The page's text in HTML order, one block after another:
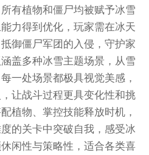
有植物和僵尸均被赋予冰雪
力得到优化，玩家需在冰天
御僵尸军团的入侵，守护家
盖多种冰雪主题场景，从雪
一处场景都极具视觉美感，
让战斗过程更具变化性和挑
植物、掌控技能释放时机，
的关卡中突破自我，感受冰
闲性与策略性，适合各类喜